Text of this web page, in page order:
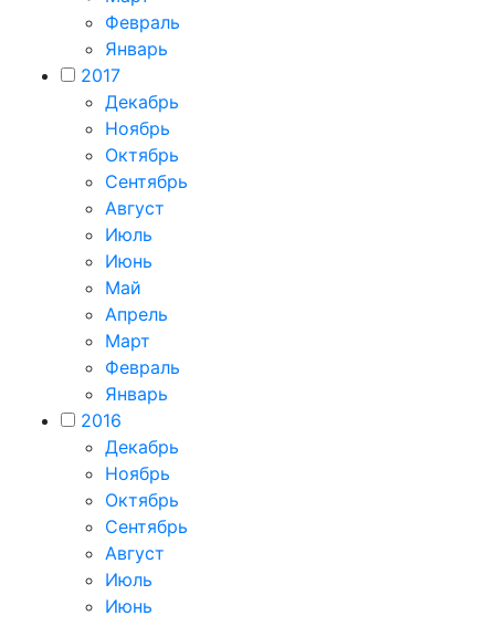
Февраль
Январь
2017
Декабрь
Ноябрь
Октябрь
Сентябрь
Август
Июль
Июнь
Май
Апрель
Март
Февраль
Январь
2016
Декабрь
Ноябрь
Октябрь
Сентябрь
Август
Июль
Июнь